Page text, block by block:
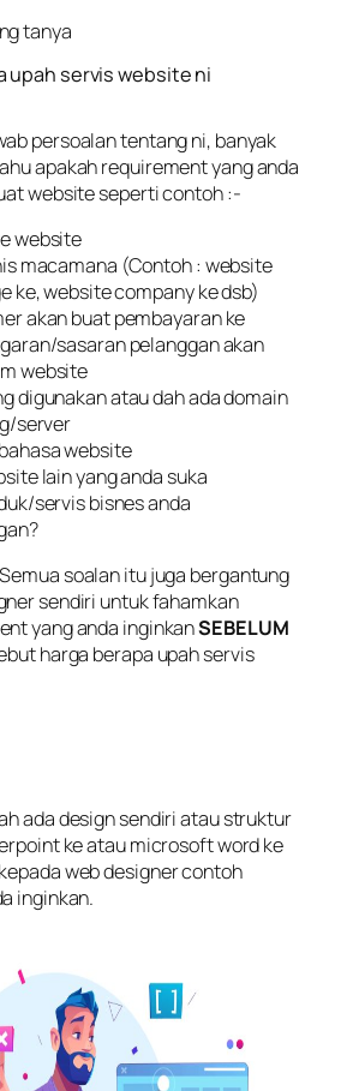
tanya
upah servis website ni
persoalan tentang ni, banyak
apakah requirement yang anda
website seperti contoh :-
website
macamana (Contoh : website
ke, website company ke dsb)
akan buat pembayaran ke
sasaran pelanggan akan
website
digunakan atau dah ada domain
server
website
lain yang anda suka
servis bisnes anda
soalan itu juga bergantung
sendiri untuk fahamkan
yang anda inginkanSEBELUM
harga berapa upah servis
ada design sendiri atau struktur
ke atau microsoft word ke
web designer contoh
inginkan.